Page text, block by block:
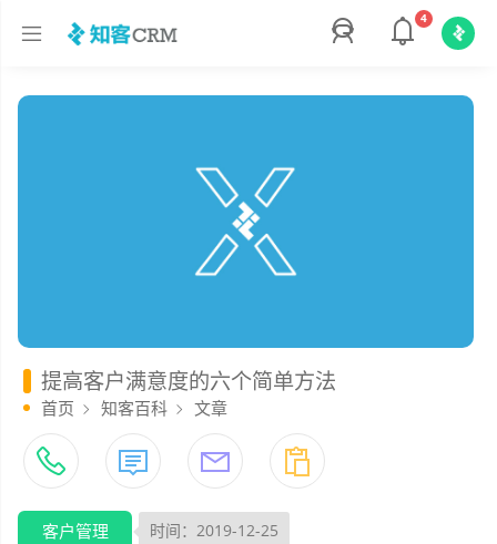
4
提高客户满意度的六个简单方法
首页 知客百科 文章
客户管理 时间：2019-12-25